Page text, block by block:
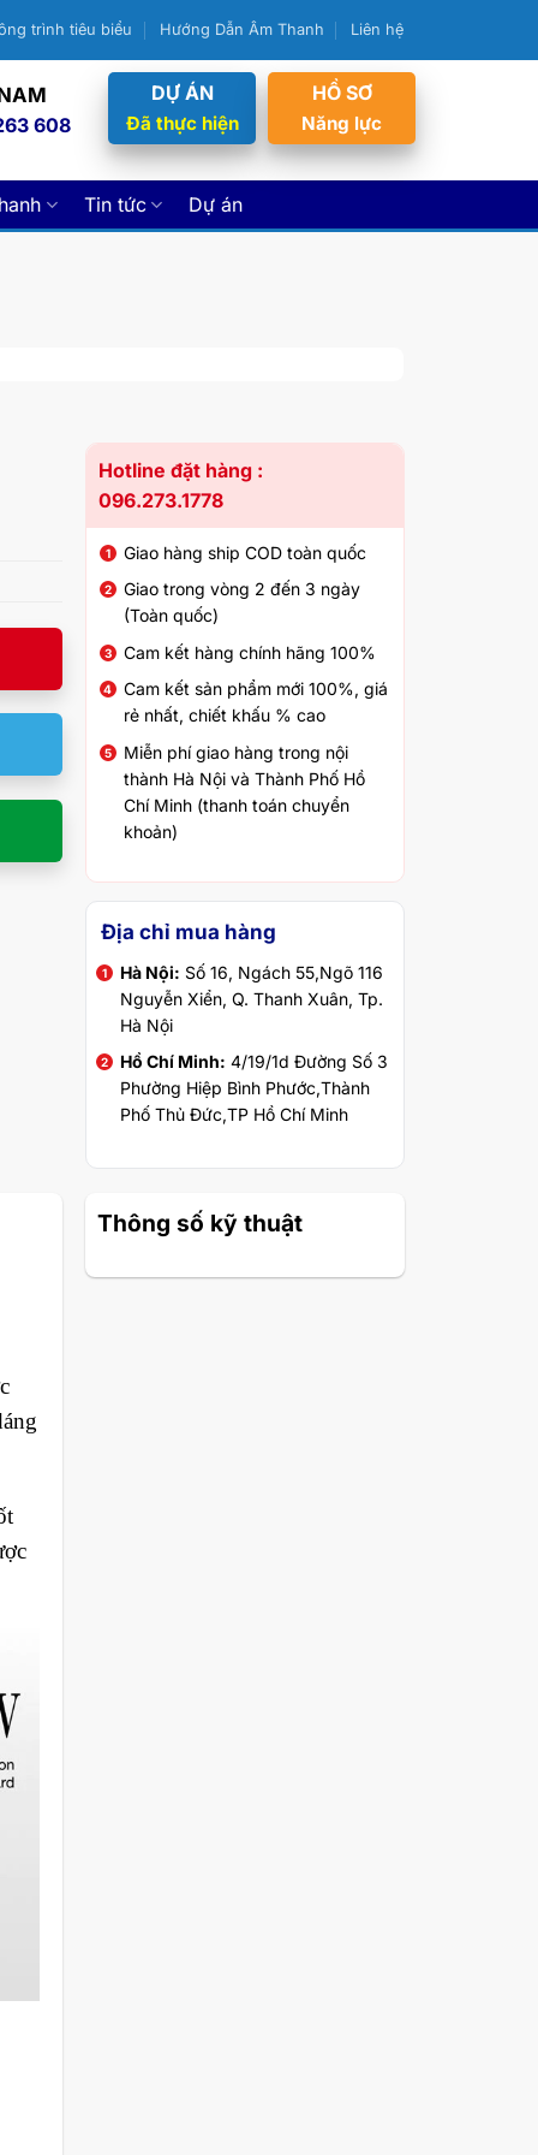
trình tiêu biểu Hướng Dẫn Âm Thanh Liên hệ
608
DỰ ÁN
Đã thực hiện
HỒ SƠ
Năng lực
Tin tức Dự án
Hotline đặt hàng :
096.273.1778
Giao hàng ship COD toàn quốc
Giao trong vòng 2 đến 3 ngày
(Toàn quốc)
Cam kết hàng chính hãng 100%
Cam kết sản phẩm mới 100%, giá
rẻ nhất, chiết khấu % cao
Miễn phí giao hàng trong nội
thành Hà Nội và Thành Phố Hồ
Chí Minh (thanh toán chuyển
khoản)
Địa chỉ mua hàng
Hà Nội: Số 16, Ngách 55,Ngõ 116
Nguyễn Xiển, Q. Thanh Xuân, Tp.
Hà Nội
Hồ Chí Minh: 4/19/1d Đường Số 3
Phường Hiệp Bình Phước,Thành
Phố Thủ Đức,TP Hồ Chí Minh
Thông số kỹ thuật